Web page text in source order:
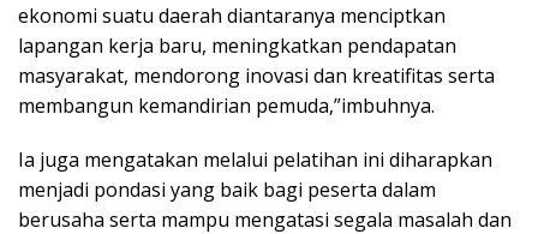
ekonomi suatu daerah diantaranya menciptkan
lapangan kerja baru, meningkatkan pendapatan
masyarakat, mendorong inovasi dan kreatifitas serta
membangun kemandirian pemuda,”imbuhnya.
Ia juga mengatakan melalui pelatihan ini diharapkan
menjadi pondasi yang baik bagi peserta dalam
berusaha serta mampu mengatasi segala masalah dan